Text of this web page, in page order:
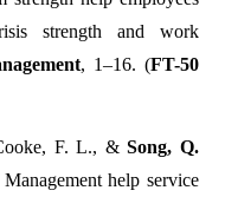
strength and work
, 1–16. (FT-50
F. L., &Song, Q.
help service